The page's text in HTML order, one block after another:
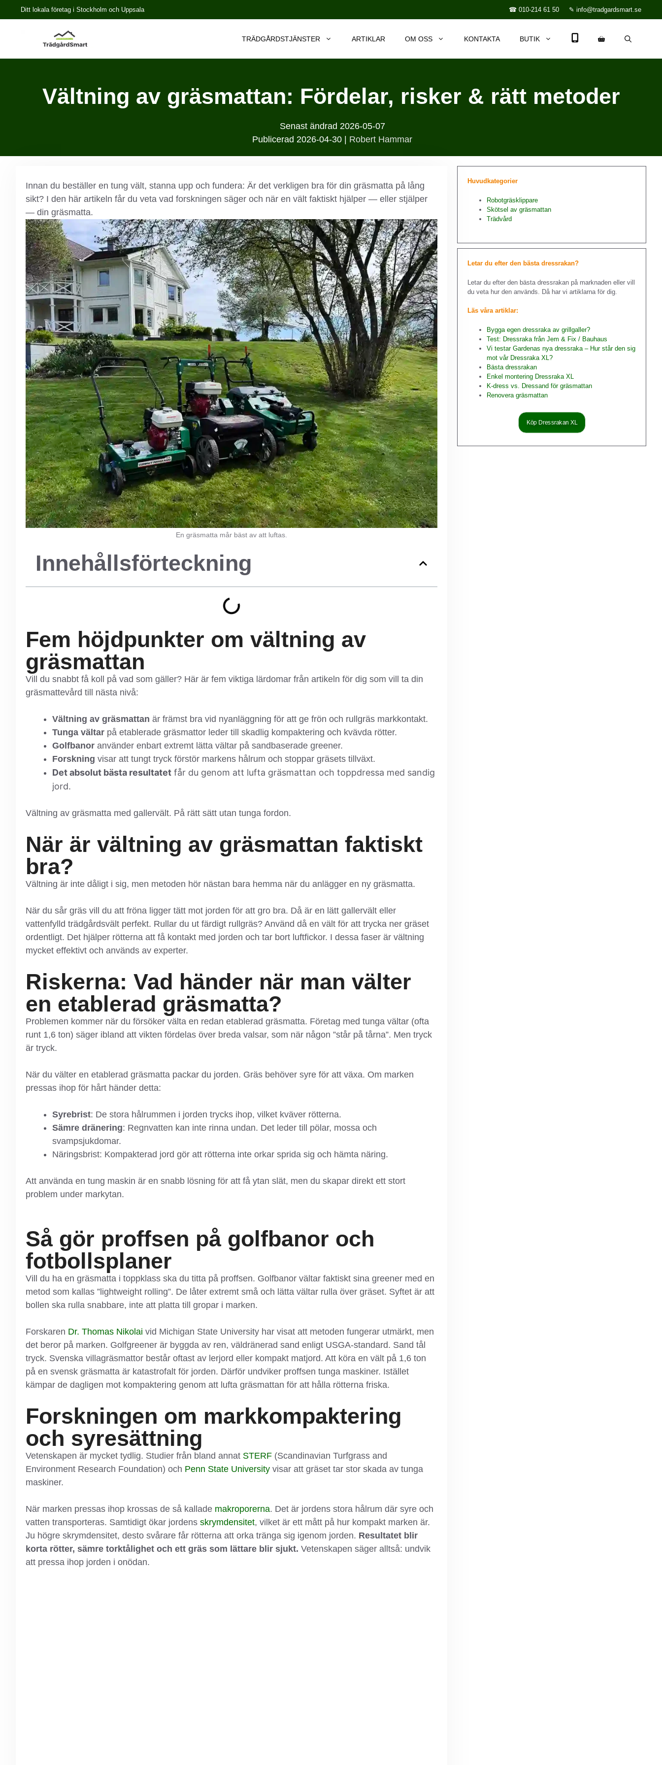
☎ 010-214 61 50 ✎ info@tradgardsmart.se
Ditt lokala företag i Stockholm och Uppsala
TRÄDGÅRDSTJÄNSTER ARTIKLAR OM OSS KONTAKTA BUTIK
Vältning av gräsmattan: Fördelar, risker & rätt metoder
Senast ändrad 2026-05-07
Publicerad 2026-04-30 Robert Hammar
Innan du beställer en tung vält, stanna upp och fundera: Är det verkligen bra för din gräsmatta på lång
sikt? I den här artikeln får du veta vad forskningen säger och när en vält faktiskt hjälper — eller stjälper
— din gräsmatta.
En gräsmatta mår bäst av att luftas.
Innehållsförteckning
Fem höjdpunkter om vältning av
gräsmattan
Vill du snabbt få koll på vad som gäller? Här är fem viktiga lärdomar från artikeln för dig som vill ta din
gräsmattevård till nästa nivå:
Vältning av gräsmattan är främst bra vid nyanläggning för att ge frön och rullgräs markkontakt.
Tunga vältar på etablerade gräsmattor leder till skadlig kompaktering och kvävda rötter.
Golfbanor använder enbart extremt lätta vältar på sandbaserade greener.
Forskning visar att tungt tryck förstör markens hålrum och stoppar gräsets tillväxt.
Det absolut bästa resultatet får du genom att lufta gräsmattan och toppdressa med sandig
jord.
Vältning av gräsmatta med gallervält. På rätt sätt utan tunga fordon.
När är vältning av gräsmattan faktiskt
bra?
Vältning är inte dåligt i sig, men metoden hör nästan bara hemma när du anlägger en ny gräsmatta.
När du sår gräs vill du att fröna ligger tätt mot jorden för att gro bra. Då är en lätt gallervält eller
vattenfylld trädgårdsvält perfekt. Rullar du ut färdigt rullgräs? Använd då en vält för att trycka ner gräset
ordentligt. Det hjälper rötterna att få kontakt med jorden och tar bort luftfickor. I dessa faser är vältning
mycket effektivt och används av experter.
Riskerna: Vad händer när man välter
en etablerad gräsmatta?
Problemen kommer när du försöker välta en redan etablerad gräsmatta. Företag med tunga vältar (ofta
runt 1,6 ton) säger ibland att vikten fördelas över breda valsar, som när någon ”står på tårna”. Men tryck
är tryck.
När du välter en etablerad gräsmatta packar du jorden. Gräs behöver syre för att växa. Om marken
pressas ihop för hårt händer detta:
Syrebrist: De stora hålrummen i jorden trycks ihop, vilket kväver rötterna.
Sämre dränering: Regnvatten kan inte rinna undan. Det leder till pölar, mossa och
svampsjukdomar.
Näringsbrist: Kompakterad jord gör att rötterna inte orkar sprida sig och hämta näring.
Att använda en tung maskin är en snabb lösning för att få ytan slät, men du skapar direkt ett stort
problem under markytan.
Så gör proffsen på golfbanor och
fotbollsplaner
Vill du ha en gräsmatta i toppklass ska du titta på proffsen. Golfbanor vältar faktiskt sina greener med en
metod som kallas ”lightweight rolling”. De låter extremt små och lätta vältar rulla över gräset. Syftet är att
bollen ska rulla snabbare, inte att platta till gropar i marken.
Forskaren Dr. Thomas Nikolai vid Michigan State University har visat att metoden fungerar utmärkt, men
det beror på marken. Golfgreener är byggda av ren, väldränerad sand enligt USGA-standard. Sand tål
tryck. Svenska villagräsmattor består oftast av lerjord eller kompakt matjord. Att köra en vält på 1,6 ton
på en svensk gräsmatta är katastrofalt för jorden. Därför undviker proffsen tunga maskiner. Istället
kämpar de dagligen mot kompaktering genom att lufta gräsmattan för att hålla rötterna friska.
Forskningen om markkompaktering
och syresättning
Vetenskapen är mycket tydlig. Studier från bland annat STERF (Scandinavian Turfgrass and
Environment Research Foundation) och Penn State University visar att gräset tar stor skada av tunga
maskiner.
När marken pressas ihop krossas de så kallade makroporerna. Det är jordens stora hålrum där syre och
vatten transporteras. Samtidigt ökar jordens skrymdensitet, vilket är ett mått på hur kompakt marken är.
Ju högre skrymdensitet, desto svårare får rötterna att orka tränga sig igenom jorden. Resultatet blir
korta rötter, sämre torktålighet och ett gräs som lättare blir sjukt. Vetenskapen säger alltså: undvik
att pressa ihop jorden i onödan.
Huvudkategorier
Robotgräsklippare
Skötsel av gräsmattan
Trädvård
Letar du efter den bästa dressrakan?
Letar du efter den bästa dressrakan på marknaden eller vill
du veta hur den används. Då har vi artiklarna för dig.
Läs våra artiklar:
Bygga egen dressraka av grillgaller?
Test: Dressraka från Jem & Fix / Bauhaus
Vi testar Gardenas nya dressraka – Hur står den sig
mot vår Dressraka XL?
Bästa dressrakan
Enkel montering Dressraka XL
K-dress vs. Dressand för gräsmattan
Renovera gräsmattan
Köp Dressrakan XL